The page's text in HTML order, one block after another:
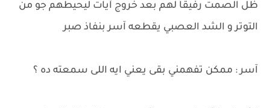
ظل الصمت رفيقاً لهم بعد خروج آيات ليحيطهم جو من
التوتر و الشد العصبي يقطعه آسر بنفاذ صبر
آسر : ممكن تفهمني بقى يعني ايه اللى سمعته ده ؟